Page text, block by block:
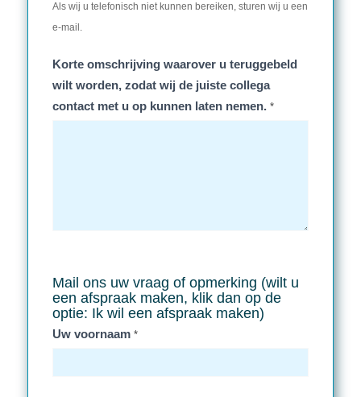
Als wij u telefonisch niet kunnen bereiken, sturen wij u een
e-mail.
Korte omschrijving waarover u teruggebeld
wilt worden, zodat wij de juiste collega
contact met u op kunnen laten nemen. *
Mail ons uw vraag of opmerking (wilt u
een afspraak maken, klik dan op de
optie: Ik wil een afspraak maken)
Uw voornaam *